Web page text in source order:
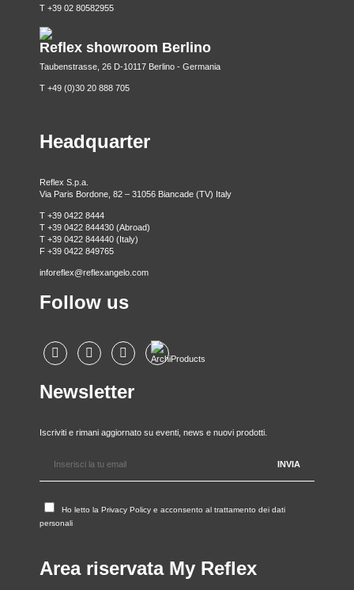
T +39 02 80582955
Reflex showroom Berlino
Taubenstrasse, 26 D-10117 Berlino - Germania
T +49 (0)30 20 888 705
Headquarter
Reflex S.p.a.
Via Paris Bordone, 82 – 31056 Biancade (TV) Italy
T +39 0422 8444
T +39 0422 844430 (Abroad)
T +39 0422 844440 (Italy)
F +39 0422 849765
inforeflex@reflexangelo.com
Follow us
Newsletter
Iscriviti e rimani aggiornato su eventi, news e nuovi prodotti.
Ho letto la Privacy Policy e acconsento al trattamento dei dati
personali
Area riservata My Reflex